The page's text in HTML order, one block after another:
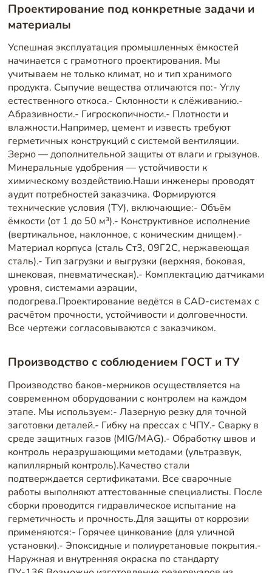
Проектирование под конкретные задачи и
материалы
Успешная эксплуатация промышленных ёмкостей
начинается с грамотного проектирования. Мы
учитываем не только климат, но и тип хранимого
продукта. Сыпучие вещества отличаются по:- Углу
естественного откоса.- Склонности к слёживанию.-
Абразивности.- Гигроскопичности.- Плотности и
влажности.Например, цемент и известь требуют
герметичных конструкций с системой вентиляции.
Зерно — дополнительной защиты от влаги и грызунов.
Минеральные удобрения — устойчивости к
химическому воздействию.Наши инженеры проводят
аудит потребностей заказчика. Формируются
технические условия (ТУ), включающие:- Объём
ёмкости (от 1 до 50 м³).- Конструктивное исполнение
(вертикальное, наклонное, с коническим днищем).-
Материал корпуса (сталь Ст3, 09Г2С, нержавеющая
сталь).- Тип загрузки и выгрузки (верхняя, боковая,
шнековая, пневматическая).- Комплектацию датчиками
уровня, системами аэрации,
подогрева.Проектирование ведётся в CAD-системах с
расчётом прочности, устойчивости и долговечности.
Все чертежи согласовываются с заказчиком.
Производство с соблюдением ГОСТ и ТУ
Производство баков-мерников осуществляется на
современном оборудовании с контролем на каждом
этапе. Мы используем:- Лазерную резку для точной
заготовки деталей.- Гибку на прессах с ЧПУ.- Сварку в
среде защитных газов (MIG/MAG).- Обработку швов и
контроль неразрушающими методами (ультразвук,
капиллярный контроль).Качество стали
подтверждается сертификатами. Все сварочные
работы выполняют аттестованные специалисты. После
сборки проводится гидравлическое испытание на
герметичность и прочность.Для защиты от коррозии
применяются:- Горячее цинкование (для уличной
установки).- Эпоксидные и полиуретановые покрытия.-
Наружная и внутренняя окраска по стандарту